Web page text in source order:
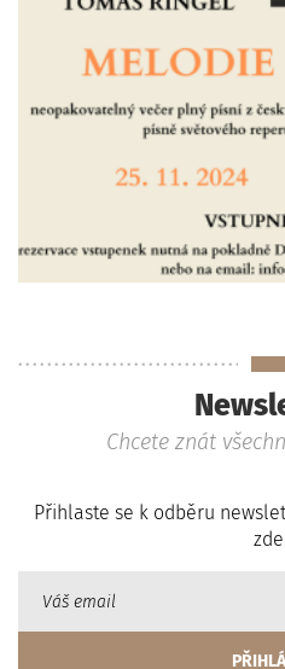
Chcete znát
Přihlaste se k odběru